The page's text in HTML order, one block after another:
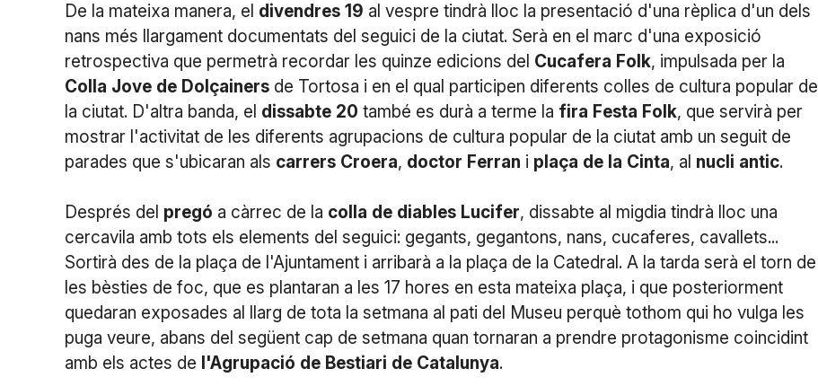
De la mateixa manera, el divendres 19 al vespre tindrà lloc la presentació d'una rèplica d'un dels
nans més llargament documentats del seguici de la ciutat. Serà en el marc d'una exposició
retrospectiva que permetrà recordar les quinze edicions del Cucafera Folk, impulsada per la
Colla Jove de Dolçainers de Tortosa i en el qual participen diferents colles de cultura popular de
la ciutat. D'altra banda, el dissabte 20 també es durà a terme la fira Festa Folk, que servirà per
mostrar l'activitat de les diferents agrupacions de cultura popular de la ciutat amb un seguit de
parades que s'ubicaran als carrers Croera, doctor Ferran i plaça de la Cinta, al nucli antic.
Després del pregó a càrrec de la colla de diables Lucifer, dissabte al migdia tindrà lloc una
cercavila amb tots els elements del seguici: gegants, gegantons, nans, cucaferes, cavallets...
Sortirà des de la plaça de l'Ajuntament i arribarà a la plaça de la Catedral. A la tarda serà el torn de
les bèsties de foc, que es plantaran a les 17 hores en esta mateixa plaça, i que posteriorment
quedaran exposades al llarg de tota la setmana al pati del Museu perquè tothom qui ho vulga les
puga veure, abans del següent cap de setmana quan tornaran a prendre protagonisme coincidint
amb els actes de l'Agrupació de Bestiari de Catalunya.